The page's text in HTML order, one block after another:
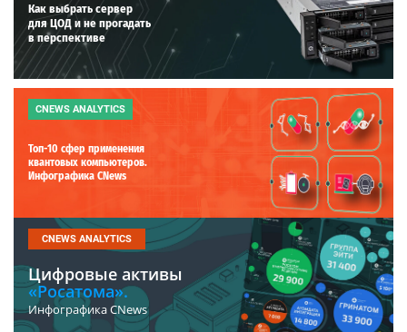
Как выбрать сервер
для ЦОД и не прогадать
в перспективе
CNEWS ANALYTICS
Топ-10 сфер применения
квантовых компьютеров.
Инфографика CNews
CNEWS ANALYTICS
Цифровые активы
«Росатома».
Инфографика CNews